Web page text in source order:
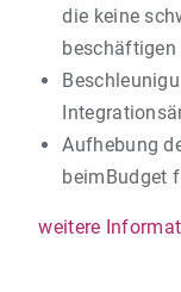
die keine
beschäftigen
Aufhebung
beimBudget
weitere